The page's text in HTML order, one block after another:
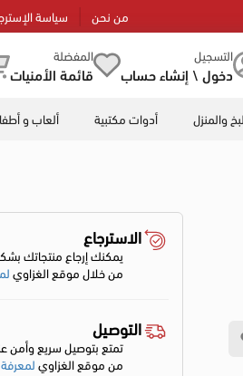
من نحن سياسة
التسجيل
دخول \ إنشاء حساب
المفضلة
قائمة الأمنيات
والمنزل أدوات مكتبية ألعاب و
الاسترجاع
يمكنك إرجاع منتجاتك
من خلال موقع الغزاوي
التوصيل
تمتع بتوصيل سريع وأمن
من موقع الغزاوي